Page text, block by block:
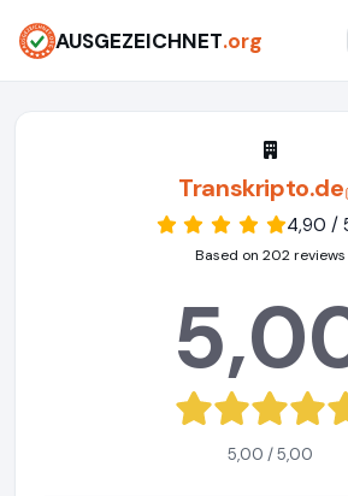
AUSGEZEICHNET.org
Transkripto.de
4,90 /
Based on 202 reviews
5,00 / 5,00